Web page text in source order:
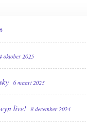
oktober 2025
6 maart 2025
live! 8 december 2024